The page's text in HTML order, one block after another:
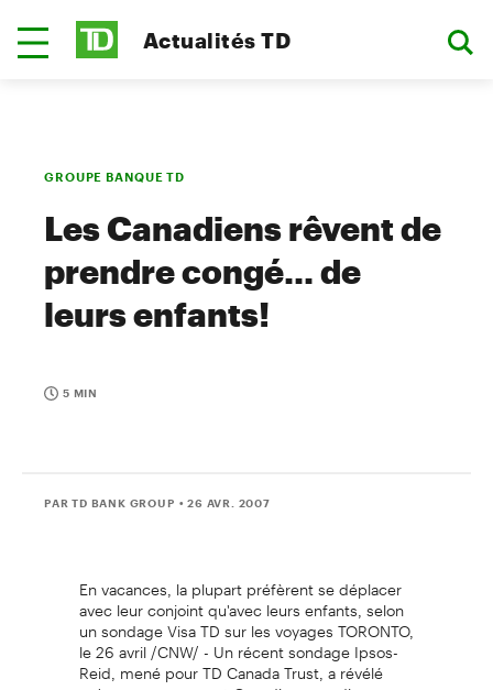
Actualités TD
GROUPE BANQUE TD
Les Canadiens rêvent de
prendre congé... de
leurs enfants!
5 MIN
PAR TD BANK GROUP • 26 AVR. 2007
En vacances, la plupart préfèrent se déplacer
avec leur conjoint qu'avec leurs enfants, selon
un sondage Visa TD sur les voyages TORONTO,
le 26 avril /CNW/ - Un récent sondage Ipsos-
Reid, mené pour TD Canada Trust, a révélé